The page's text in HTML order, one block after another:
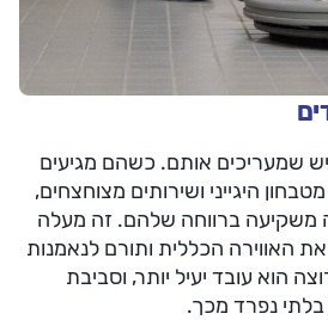
שמעריכים אותם. כשהם מגיעים
היגייני ושירותים מצוחצחים,
משקיעה ברווחה שלהם. זה מעלה
האווירה הכללית ותורם לנאמנות
הוא עובד יעיל יותר, וסביבת
נפרד מכך.